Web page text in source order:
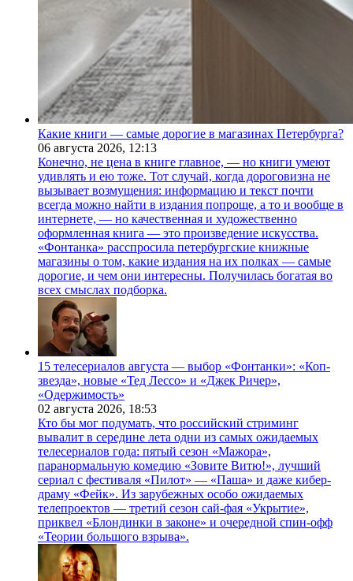
Какие книги — самые дорогие в магазинах Петербурга?
06 августа 2026, 12:13
Конечно, не цена в книге главное, — но книги умеют
удивлять и ею тоже. Тот случай, когда дороговизна не
вызывает возмущения: информацию и текст почти
всегда можно найти в издания попроще, а то и вообще в
интернете, — но качественная и художественно
оформленная книга — это произведение искусства.
«Фонтанка» расспросила петербургские книжные
магазины о том, какие издания на их полках — самые
дорогие, и чем они интересны. Получилась богатая во
всех смыслах подборка.
15 телесериалов августа — выбор «Фонтанки»: «Коп-
звезда», новые «Тед Лессо» и «Джек Ричер»,
«Одержимость»
02 августа 2026, 18:53
Кто бы мог подумать, что российский стриминг
вывалит в середине лета одни из самых ожидаемых
телесериалов года: пятый сезон «Мажора»,
паранормальную комедию «Зовите Витю!», лучший
сериал с фестиваля «Пилот» — «Паша» и даже кибер-
драму «Фейк». Из зарубежных особо ожидаемых
телепроектов — третий сезон сай-фая «Укрытие»,
приквел «Блондинки в законе» и очередной спин-офф
«Теории большого взрыва».